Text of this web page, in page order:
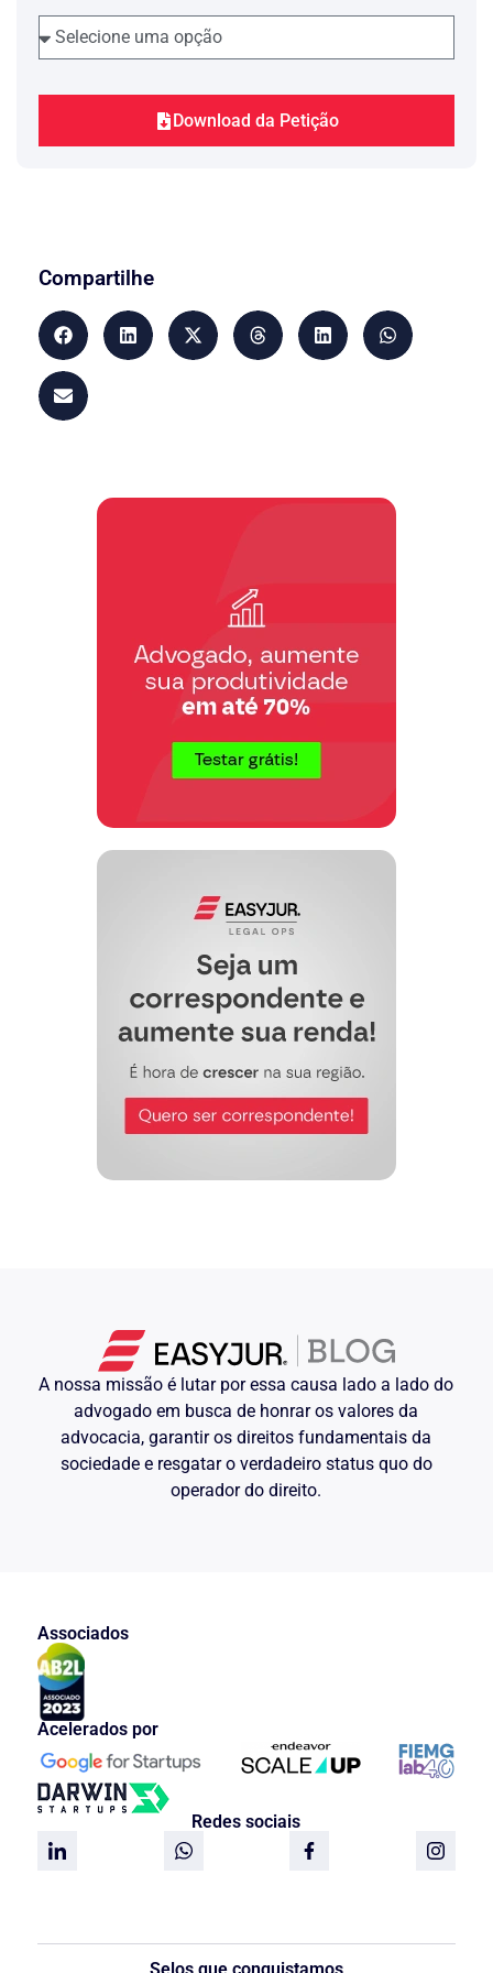
Termos em que,
p. deferimento.
Rio de Janeiro, 01 de novembro de 2012
Download da Petição
Compartilhe
A nossa missão é lutar por essa causa lado a lado do
advogado em busca de honrar os valores da
advocacia, garantir os direitos fundamentais da
sociedade e resgatar o verdadeiro status quo do
operador do direito.
Associados
Acelerados por
Redes sociais